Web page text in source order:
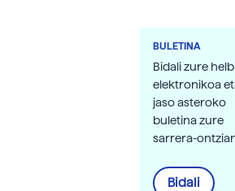
BULETINA
Bidali zure
elektronikoa
jaso asteroko
buletina zure
sarrera-
Bidali